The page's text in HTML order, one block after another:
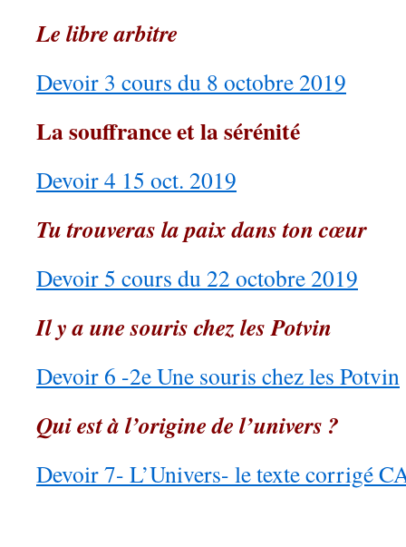
Le libre arbitre
Devoir 3 cours du 8 octobre 2019
La souffrance et la sérénité
Devoir 4 15 oct. 2019
Tu trouveras la paix dans ton cœur
Devoir 5 cours du 22 octobre 2019
Il y a une souris chez les Potvin
Devoir 6 -2e Une souris chez les Potvin
Qui est à l’origine de l’univers ?
Devoir 7- L’Univers- le texte corrigé